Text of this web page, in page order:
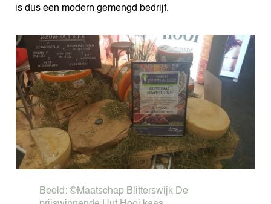
is dus een modern gemengd bedrijf.
Beeld: ©Maatschap Blitterswijk De